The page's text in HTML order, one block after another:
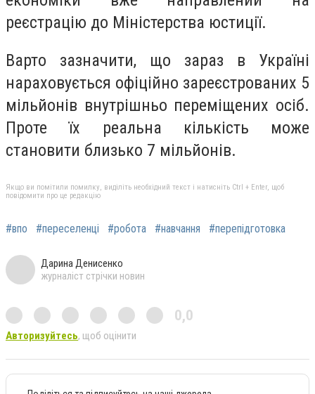
реєстрацію до Міністерства юстиції.
Варто зазначити, що зараз в Україні
нараховується офіційно зареєстрованих 5
мільйонів внутрішньо переміщених осіб.
Проте їх реальна кількість може
становити близько 7 мільйонів.
Якщо ви помітили помилку, виділіть необхідний текст і натисніть Ctrl + Enter, щоб
повідомити про це редакцію
#впо #переселенці #робота #навчання #перепідготовка
Дарина Денисенко
журналіст стрічки новин
0,0
Авторизуйтесь, щоб оцінити